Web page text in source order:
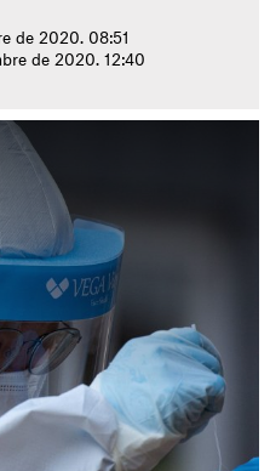
de 2020. 08:51
de 2020. 12:40